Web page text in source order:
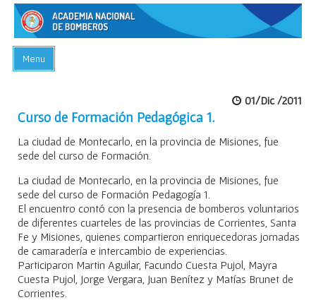
Menu
ACADEMIA
PREGUNTAS FRECUENTES
BIBLIOTECA
EVENTOS
CONTACTO
01/Dic /2011
Curso de Formación Pedagógica 1.
La ciudad de Montecarlo, en la provincia de Misiones, fue
sede del curso de Formación.
La ciudad de Montecarlo, en la provincia de Misiones, fue
sede del curso de Formación Pedagogía 1.
El encuentro contó con la presencia de bomberos voluntarios
de diferentes cuarteles de las provincias de Corrientes, Santa
Fe y Misiones, quienes compartieron enriquecedoras jornadas
de camaradería e intercambio de experiencias.
Participaron Martin Aguilar, Facundo Cuesta Pujol, Mayra
Cuesta Pujol, Jorge Vergara, Juan Benítez y Matías Brunet de
Corrientes.